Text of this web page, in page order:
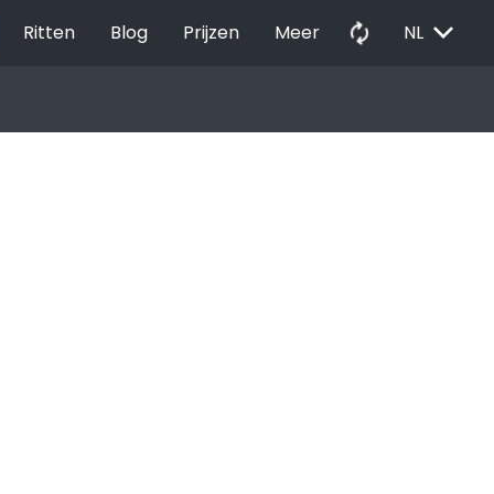
Ritten Blog Prijzen Meer autorenew NL EXPAND_MORE